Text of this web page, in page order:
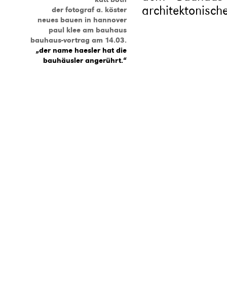
der fotograf a. köster
neues bauen in hannover
paul klee am bauhaus
bauhaus-vortrag am 14.03.
„der name haesler hat die
bauhäusler angerührt.“